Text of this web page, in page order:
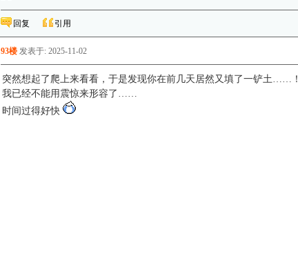
回复 引用
93楼 发表于: 2025-11-02
突然想起了爬上来看看，于是发现你在前几天居然又填了一铲土……！
我已经不能用震惊来形容了……
时间过得好快